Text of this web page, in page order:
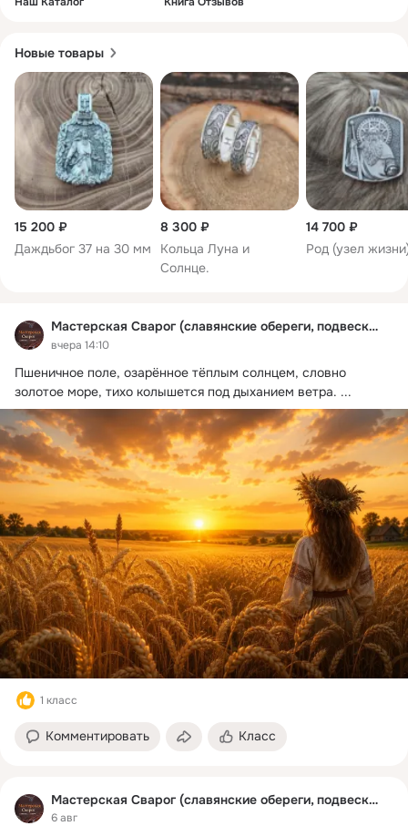
Новые товары
15 200 ₽
Даждьбог 37 на 30 мм
8 300 ₽
Кольца Луна и
Солнце.
14 700 ₽
Род (узел
Мастерская Сварог (славянские обереги, подвески)
вчера 14:10
Пшеничное поле, озарённое тёплым солнцем, словно
золотое море, тихо колышется под дыханием ветра. ...
1 класс
Комментировать Класс
Мастерская Сварог (славянские обереги, подвески)
6 авг